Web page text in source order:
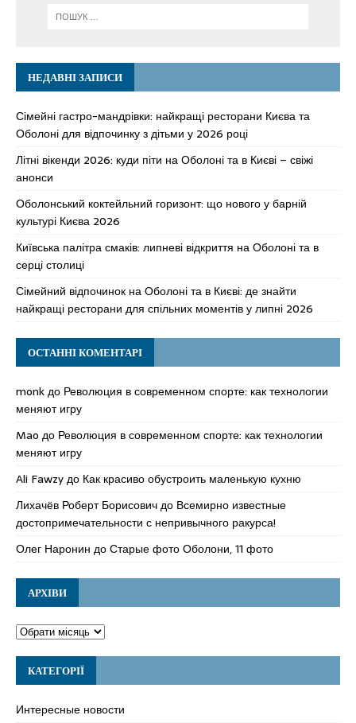
НЕДАВНІ ЗАПИСИ
Сімейні гастро-мандрівки: найкращі ресторани Києва та
Оболоні для відпочинку з дітьми у 2026 році
Літні вікенди 2026: куди піти на Оболоні та в Києві – свіжі
анонси
Оболонський коктейльний горизонт: що нового у барній
культурі Києва 2026
Київська палітра смаків: липневі відкриття на Оболоні та в
серці столиці
Сімейний відпочинок на Оболоні та в Києві: де знайти
найкращі ресторани для спільних моментів у липні 2026
ОСТАННІ КОМЕНТАРІ
monkдо Революция в современном спорте: как технологии
меняют игру
Mao до Революция в современном спорте: как технологии
меняют игру
Ali Fawzyдо Как красиво обустроить маленькую кухню
Лихачёв Роберт Борисовичдо Всемирно известные
достопримечательности с непривычного ракурса!
Олег Наронин доСтарые фото Оболони, 11 фото
АРХІВИ
КАТЕГОРІЇ
Интересные новости